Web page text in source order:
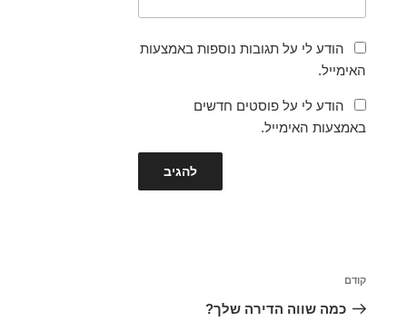
הודע לי על תגובות נוספות באמצעות
האימייל.
הודע לי על פוסטים חדשים
באמצעות האימייל.
הפוסט
הקודם
קודם
כמה שווה הדירה שלך?